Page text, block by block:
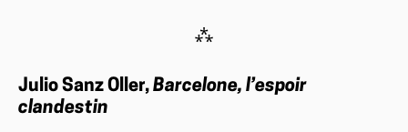
⁂
Julio Sanz Oller, Barcelone, l’espoir
clandestin